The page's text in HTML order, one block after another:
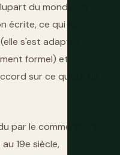
du monde. La
ce qui est
s'est adaptée
formel) et
sur ce qu'elle dit
par le commerce, la
19e siècle,